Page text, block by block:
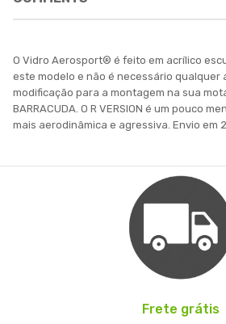
O Vidro Aerosport® é feito em acrílico
este modelo e não é necessário qualquer
modificação para a montagem na sua
BARRACUDA. O R VERSION é um pouco
mais aerodinâmica e agressiva. Envio em
Frete grátis